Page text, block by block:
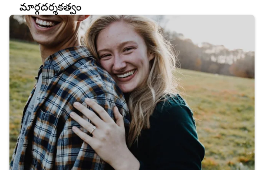
మార్గదర్శకత్వం